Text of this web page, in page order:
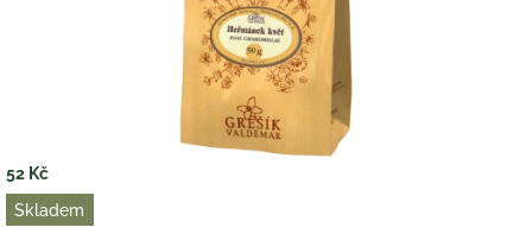
52 Kč
Měrná
cena:
Skladem